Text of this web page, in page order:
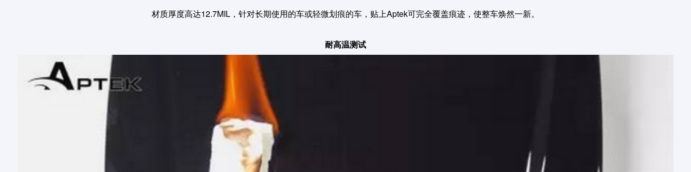
材质厚度高达12.7MIL，针对长期使用的车或轻微划痕的车，贴上Aptek可完全覆盖痕迹，使整车焕然一新。
耐高温测试